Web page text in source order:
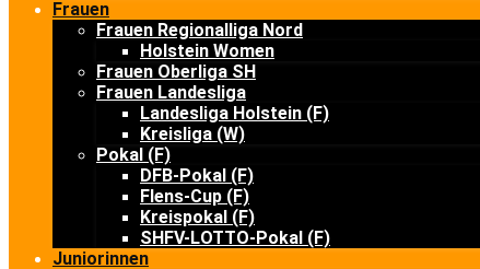
Frauen
Frauen Regionalliga Nord
Holstein Women
Frauen Oberliga SH
Frauen Landesliga
Landesliga Holstein (F)
Kreisliga (W)
Pokal (F)
DFB-Pokal (F)
Flens-Cup (F)
Kreispokal (F)
SHFV-LOTTO-Pokal (F)
Juniorinnen